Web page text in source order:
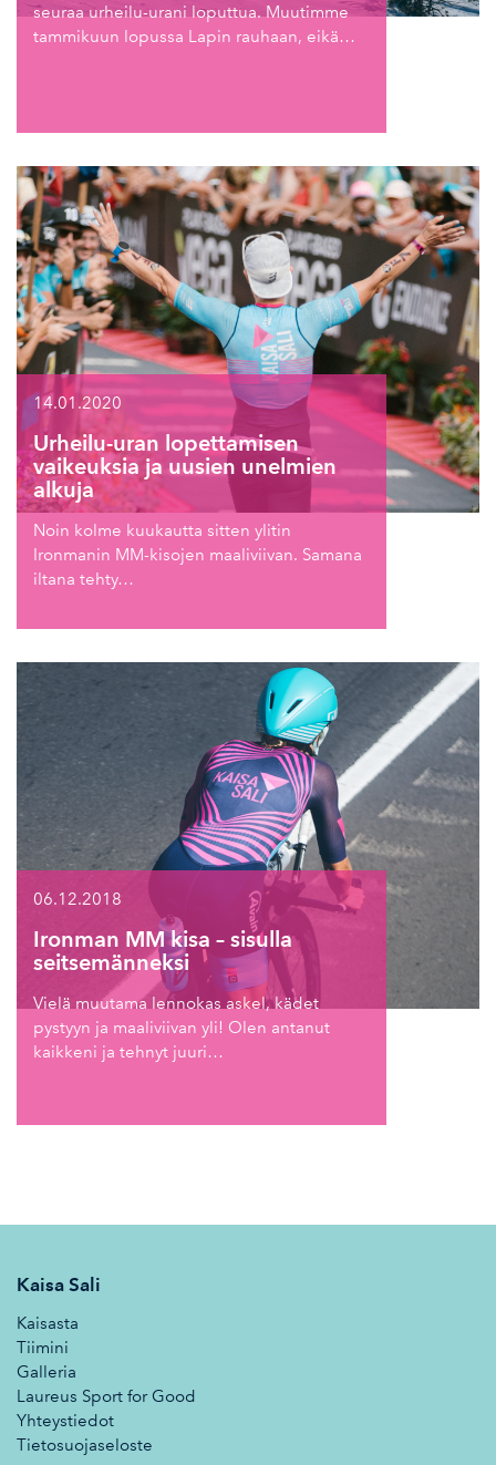
seuraa urheilu-urani loputtua. Muutimme
tammikuun lopussa Lapin rauhaan, eikä…
14.01.2020
Urheilu-uran lopettamisen
vaikeuksia ja uusien unelmien
alkuja
Noin kolme kuukautta sitten ylitin
Ironmanin MM-kisojen maaliviivan. Samana
iltana tehty…
06.12.2018
Ironman MM kisa – sisulla
seitsemänneksi
Vielä muutama lennokas askel, kädet
pystyyn ja maaliviivan yli! Olen antanut
kaikkeni ja tehnyt juuri…
Kaisa Sali
Kaisasta
Tiimini
Galleria
Laureus Sport for Good
Yhteystiedot
Tietosuojaseloste